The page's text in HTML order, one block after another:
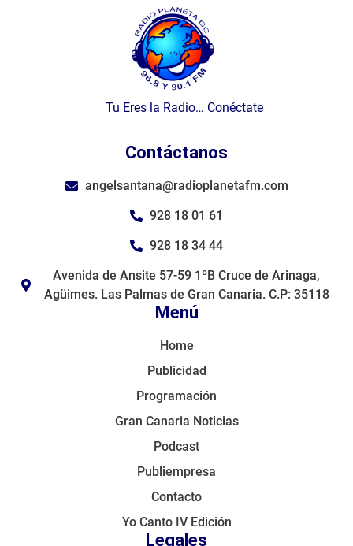
Tu Eres la Radio… Conéctate
Menú
Home
Publicidad
Programación
Gran Canaria Noticias
Podcast
Publiempresa
Contacto
Yo Canto IV Edición
Legales
Contáctanos
angelsantana@radioplanetafm.com
928 18 01 61
928 18 34 44
Avenida de Ansite 57-59 1ºB Cruce de Arinaga,
Agüimes. Las Palmas de Gran Canaria. C.P: 35118